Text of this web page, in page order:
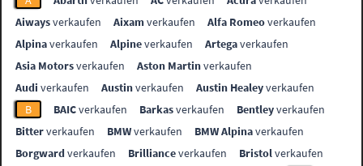
Aiwaysverkaufen Aixamverkaufen Alfa Romeoverkaufen
Alpinaverkaufen Alpineverkaufen Artegaverkaufen
Asia Motorsverkaufen Aston Martinverkaufen
Audi verkaufen Austinverkaufen Austin Healeyverkaufen
B
BAICverkaufen Barkasverkaufen Bentleyverkaufen
Bitterverkaufen BMWverkaufen BMW Alpinaverkaufen
Borgwardverkaufen Brillianceverkaufen Bristolverkaufen